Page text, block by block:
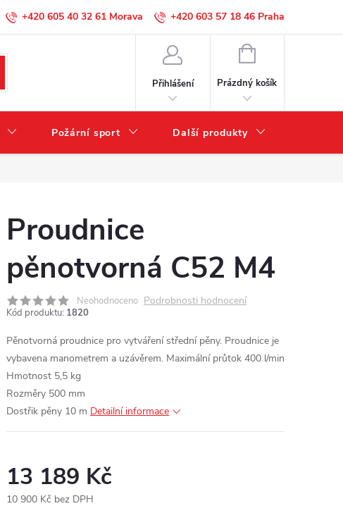
+420 605 40 32 61 +420 603 57 18 46
Přihlášení
NÁKUPNÍ
Prázdný košík
Požární sport Další produkty
Proudnice
pěnotvorná C52 M4
Neohodnoceno Podrobnosti hodnocení
Kód produktu: 1820
Pěnotvorná proudnice pro vytváření střední pěny. Proudnice je
vybavena manometrem a uzávěrem. Maximální průtok 400 l/min
Hmotnost 5,5 kg
Rozměry 500 mm
Dostřik pěny 10 m Detailní informace
13 189 Kč
10 900 Kč bez DPH